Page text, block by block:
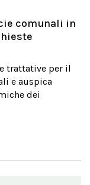
comunali in
trattative per il
e auspica
dei